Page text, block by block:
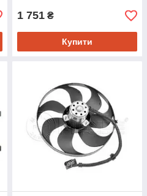
1 751 ₴
Купити